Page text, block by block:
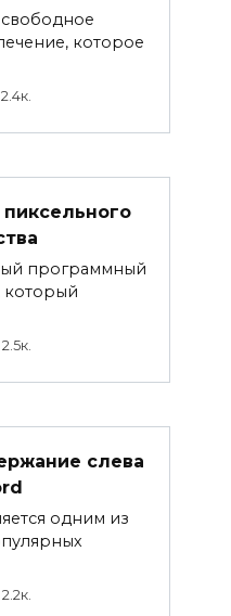
которое
2.4к.
программный
который
2.5к.
слева
одним из
2.2к.